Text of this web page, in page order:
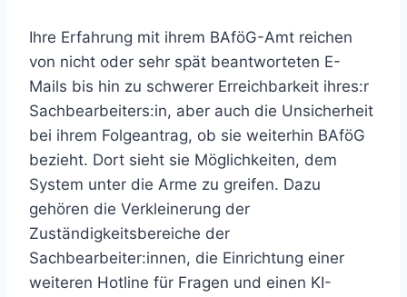
Ihre Erfahrung mit ihrem BAföG-Amt reichen
von nicht oder sehr spät beantworteten E-
Mails bis hin zu schwerer Erreichbarkeit ihres:r
Sachbearbeiters:in, aber auch die Unsicherheit
bei ihrem Folgeantrag, ob sie weiterhin BAföG
bezieht. Dort sieht sie Möglichkeiten, dem
System unter die Arme zu greifen. Dazu
gehören die Verkleinerung der
Zuständigkeitsbereiche der
Sachbearbeiter:innen, die Einrichtung einer
weiteren Hotline für Fragen und einen KI-